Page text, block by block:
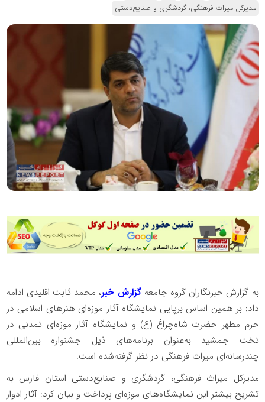
مدیرکل میراث‌ فرهنگی، گردشگری و صنایع‌دستی
به گزارش خبرنگاران گروه جامعهگزارش خبر، محمد ثابت اقلیدی ادامه
داد: بر همین اساس برپایی نمایشگاه آثار موزه‌ای هنرهای اسلامی در
حرم مطهر حضرت شاه‌چراغ (ع) و نمایشگاه آثار موزه‌ای تمدنی در
تخت جمشید به‌عنوان برنامه‌های ذیل جشنواره بین‌المللی
چندرسانه‌ای میراث فرهنگی در نظر گرفته‌شده است.
مدیرکل میراث فرهنگی، گردشگری و صنایع‌دستی استان فارس به
تشریح بیشتر این نمایشگاه‌های موزه‌ای پرداخت و بیان کرد: آثار ادوار